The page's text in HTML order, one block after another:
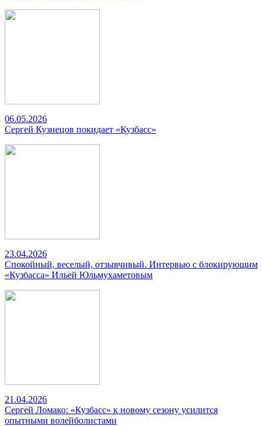
06.05.2026
Сергей Кузнецов покидает «Кузбасс»
23.04.2026
Спокойный, веселый, отзывчивый. Интервью с блокирующим
«Кузбасса» Ильей Юльмухаметовым
21.04.2026
Сергей Ломако: «Кузбасс» к новому сезону усилится
опытными волейболистами